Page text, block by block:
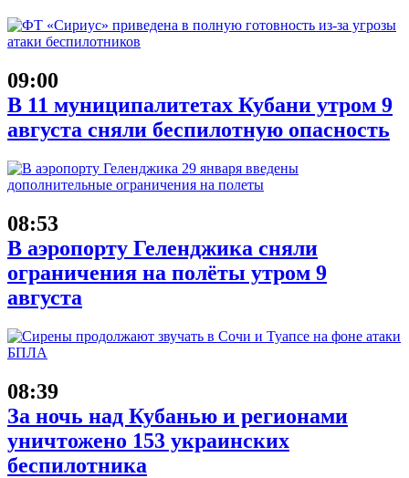
09:00
В 11 муниципалитетах Кубани утром 9
августа сняли беспилотную опасность
08:53
В аэропорту Геленджика сняли
ограничения на полёты утром 9
августа
08:39
За ночь над Кубанью и регионами
уничтожено 153 украинских
беспилотника